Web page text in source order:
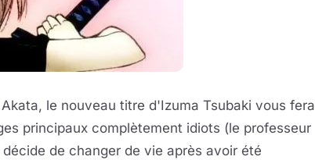
le nouveau titre d'Izuma Tsubaki vous fera
principaux complètement idiots (le professeur
de changer de vie après avoir été